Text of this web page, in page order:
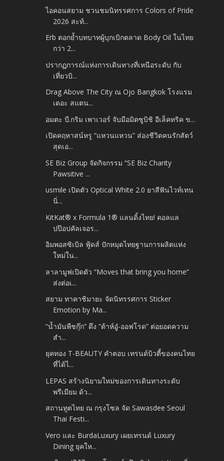
ไอคอนสยาม ชวนชมนิทรรศการ Colors of Pride
2026 สะท้...
Erb ตอกย้ำบทบาทผู้บุกเบิกตลาด Body Oil ในไทย
กว่า 2...
ปรากฏการณ์แห่งการเดินทางที่เหนือระดับ กับ
เที่ยวบิ...
Drag Above The City ณ Ojo Bangkok โรงแรม
เดอะ สแตน...
อมตะ บี.กริม เพาเวอร์ จับมือมิตซูบิชิ อีเล็คทริค ข...
เปิดคฤหาสน์หรู “แหวนแหวน” ส่องชีวิตคนรักสัตว์
สุดเอ...
SE Biz Group จัดกิจกรรม “SE Biz Charity
Pawsitive ...
usmile เปิดตัว Optical White 2.0 ยาสีฟันไวท์เทน
นิ่...
KitKat® x Formula 1® แลนดิ้งไทย! คอลแล
ปป๊อปคัลเจอร...
อิมพอสซิเบิล ฟู้ดส์ ปักหมุดไทยฐานการผลิตแห่ง
ใหม่ใน...
ลาลามูฟเปิดตัว “Moves that bring you home”
ส่งต่อเ...
สยาม ทาคาชิมายะ จัดนิทรรศการ Sticker
Emotion by Ma...
“น้ำมันพืชกุ๊ก” ดึง “ต้าห์อู๋-ออฟโรด” ต่อยอดความ
สำ...
ยุคทอง T-BEAUTY คำตอบ เทรนด์บิวตี้ของคนไทย
ที่ได้ไ...
LEPAS สร้างนิยามใหม่ของการเดินทางระดับ
พรีเมียม ด้ว...
สถานทูตไทย ณ กรุงโซล จัด Sawasdee Seoul
Thai Festi...
Vero และ BurdaLuxury เผยเทรนด์ Luxury
Dining ยุคให...